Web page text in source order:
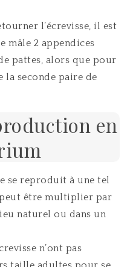
l’écrevisse, il est
mâle 2 appendices
pattes, alors que pour
la seconde paire de
en
se reproduit à une tel
être multiplier par
naturel ou dans un
n’ont pas